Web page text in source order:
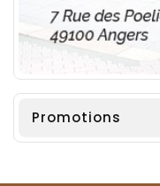
Promotions